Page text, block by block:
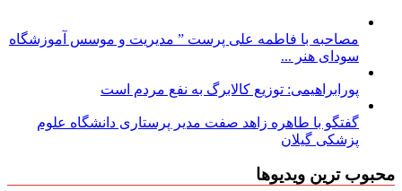
مصاحبه با فاطمه علی پرست ” مدیریت و موسس آموزشگاه
سودای هنر ...
پورابراهیمی: توزیع کالابرگ به نفع مردم است
گفتگو با طاهره زاهد صفت مدیر پرستاری دانشگاه علوم
پزشکی گیلان
محبوب ترین ویدیوها